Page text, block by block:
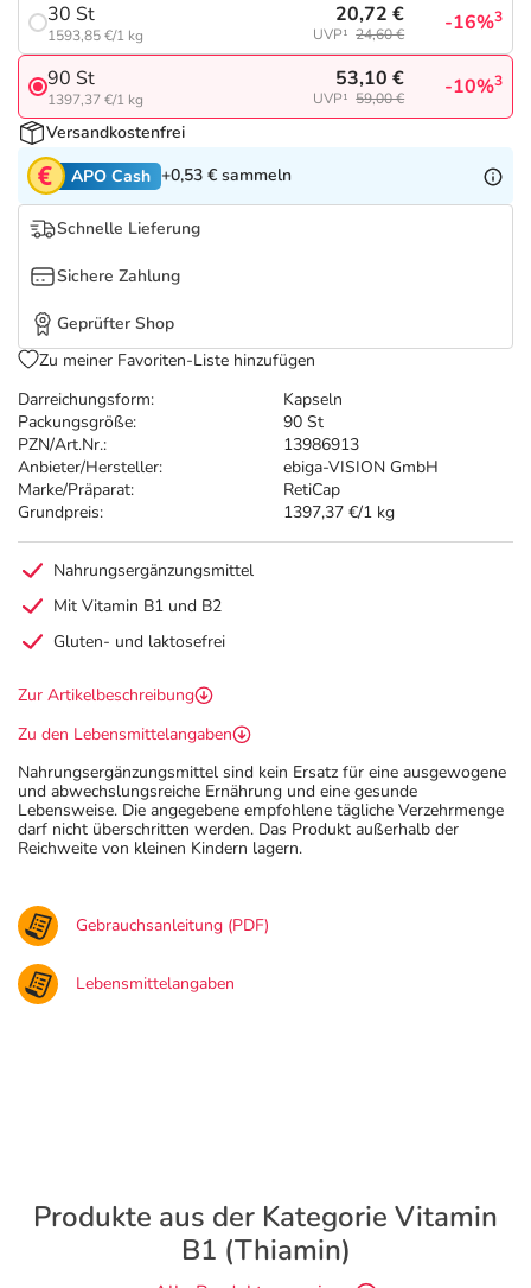
Tierapotheke
Vitamine & Mineralstoffe
Marken
Salus Deals
Darreichungsform:
Kapseln
Packungsgröße:
90 St
PZN/Art.Nr.:
13986913
Anbieter/Hersteller:
ebiga-VISION GmbH
Marke/Präparat:
RetiCap
Grundpreis:
1397,37 €/1 kg
30 St
1593,85 €/1 kg
20,72 €
UVP¹ 24,60 € -16%3
90 St
1397,37 €/1 kg
53,10 €
UVP¹ 59,00 € -10%3
Versandkostenfrei
APO Cash +0,53 € sammeln
Schnelle Lieferung
Sichere Zahlung
Geprüfter Shop
Zu meiner Favoriten-Liste hinzufügen
Nahrungsergänzungsmittel
Mit Vitamin B1 und B2
Gluten- und laktosefrei
Zur Artikelbeschreibung
Zu den Lebensmittelangaben
Nahrungsergänzungsmittel sind kein Ersatz für eine ausgewogene
und abwechslungsreiche Ernährung und eine gesunde
Lebensweise. Die angegebene empfohlene tägliche Verzehrmenge
darf nicht überschritten werden. Das Produkt außerhalb der
Reichweite von kleinen Kindern lagern.
Gebrauchsanleitung (PDF)
Lebensmittelangaben
Produkte aus der Kategorie Vitamin
B1 (Thiamin)